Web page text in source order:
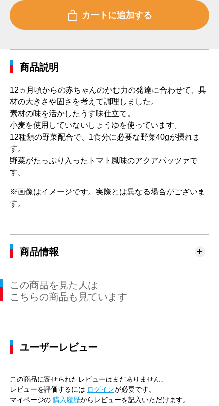
商品説明
12ヵ月頃からの赤ちゃんのかむ力の発達に合わせて、具
材の大きさや固さを考えて調理しました。
素材の味を活かしたうす味仕立て。
小麦を使用していないしょうゆを使っています。
12種類の野菜配合で、1食分に必要な野菜40gが摂れま
す。
野菜がたっぷり入ったトマト風味のアクアパッツァで
す。
※画像はイメージです。実際とは異なる場合がございま
す。
商品情報
この商品を見た人は
こちらの商品も見ています
ユーザーレビュー
この商品に寄せられたレビューはまだありません。
レビューを評価するには ログインが必要です。
マイページの 購入履歴からレビューを記入いただけます。